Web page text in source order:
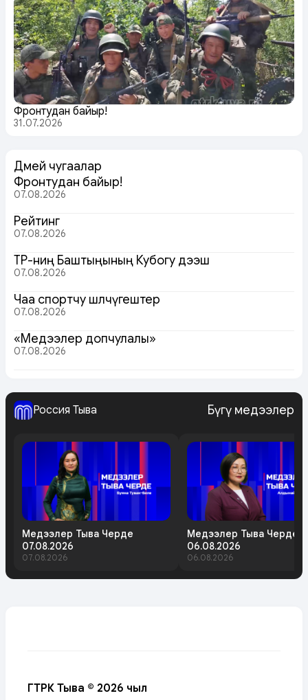
Фронтудан байыр!
31.07.2026
Дөмей чугаалар
Фронтудан байыр!
07.08.2026
Рейтинг
07.08.2026
ТР-ниң Баштыңының Кубогу дээш
07.08.2026
Чаа спортчу шөлчүгештер
07.08.2026
«Медээлер допчулалы»
07.08.2026
Россия Тыва Бүгү медээлер
Медээлер Тыва Черде
07.08.2026
07.08.2026
Медээлер Тыва Черде
06.08.2026
06.08.2026
ГТРК Тыва © 2026 чыл